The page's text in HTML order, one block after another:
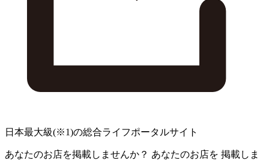
日本最大級(※1)の総合ライフポータルサイト
あなたのお店を掲載しませんか？ あなたのお店を 掲載しま